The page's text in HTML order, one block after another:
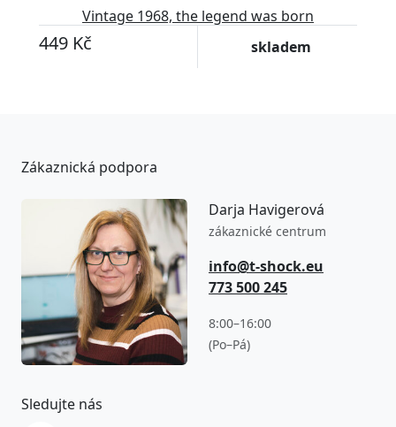
Vintage 1968, the legend was born
449 Kč skladem
Zákaznická podpora
Darja Havigerová
zákaznické centrum
info@t-shock.eu
773 500 245
8:00–16:00
(Po–Pá)
Sledujte nás